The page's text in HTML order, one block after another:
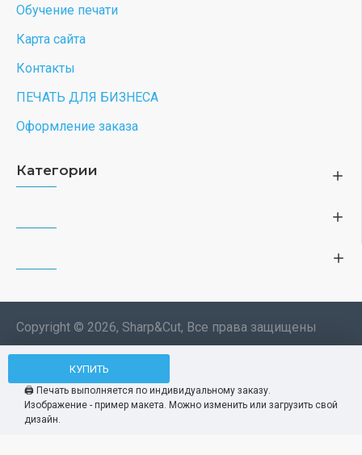
КУПИТЬ
🖨️ Печать выполняется по индивидуальному заказу.
Изображение - пример макета. Можно изменить или загрузить свой
дизайн.
Обучение печати
Карта сайта
Контакты
ПЕЧАТЬ ДЛЯ БИЗНЕСА
Оформление заказа
Категории
Copyright © 2026, Sharp&Cut, Все права защищены
Типография. 🖨️ Печать всех
изделий по индивидуальному
заказу. Изображения —
демонстрационные макеты.
Мы используем файлы cookie, чтобы вам
было удобнее пользоваться нашим сайтом.
Продолжая использование сайта, вы
соглашаетесь c использованием нами
Принять